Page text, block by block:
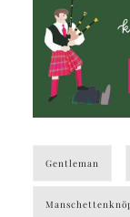
Gentleman